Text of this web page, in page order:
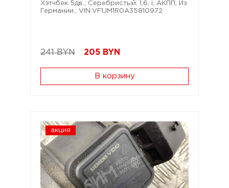
Хэтчбек 5дв.; Серебристый; 1,6; i; АКПП; Из
Германии.; VIN:VF1JM1R0A35810972
241 BYN 205 BYN
В корзину
акция